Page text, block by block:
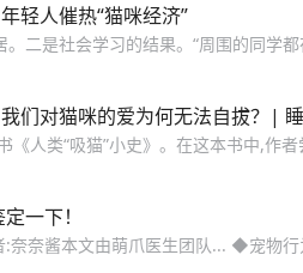
轻人催热“猫咪经济”
。二是社会学习的结果。“周围的同学
们对猫咪的爱为何无法自拔？|
《人类“吸猫”小史》。在这本书中,作
一下！
:奈奈酱本文由萌爪医生团队... ◆宠物